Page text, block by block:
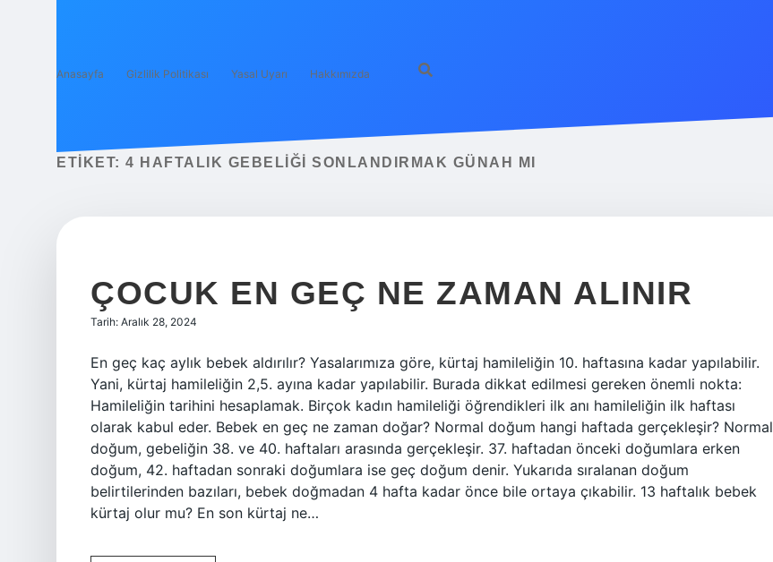
Anasayfa Gizlilik Politikası Yasal Uyarı Hakkımızda
ETIKET: 4 HAFTALIK GEBELIĞI SONLANDIRMAK GÜNAH MI
ÇOCUK EN GEÇ NE ZAMAN ALINIR
Tarih: Aralık 28, 2024
En geç kaç aylık bebek aldırılır? Yasalarımıza göre, kürtaj hamileliğin 10. haftasına kadar yapılabilir.
Yani, kürtaj hamileliğin 2,5. ayına kadar yapılabilir. Burada dikkat edilmesi gereken önemli nokta:
Hamileliğin tarihini hesaplamak. Birçok kadın hamileliği öğrendikleri ilk anı hamileliğin ilk haftası
olarak kabul eder. Bebek en geç ne zaman doğar? Normal doğum hangi haftada gerçekleşir? Normal
doğum, gebeliğin 38. ve 40. haftaları arasında gerçekleşir. 37. haftadan önceki doğumlara erken
doğum, 42. haftadan sonraki doğumlara ise geç doğum denir. Yukarıda sıralanan doğum
belirtilerinden bazıları, bebek doğmadan 4 hafta kadar önce bile ortaya çıkabilir. 13 haftalık bebek
kürtaj olur mu? En son kürtaj ne…